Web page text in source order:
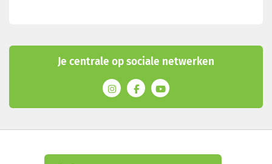
Je centrale op sociale netwerken